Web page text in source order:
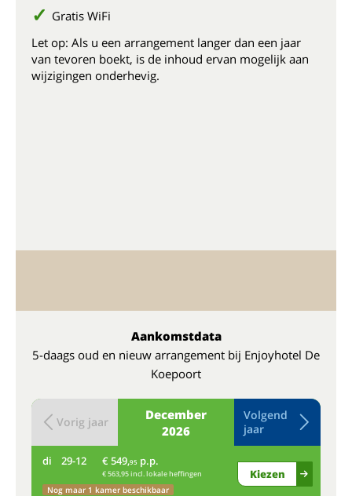
Gratis WiFi
Let op: Als u een arrangement langer dan een jaar
van tevoren boekt, is de inhoud ervan mogelijk aan
wijzigingen onderhevig.
Aankomstdata
5-daags oud en nieuw arrangement bij Enjoyhotel De
Koepoort
December
2026
Vorig jaar
Volgend
jaar
di 29-12 € 549,95 p.p.
€ 563,95 incl. lokale heffingen
Nog maar 1 kamer beschikbaar
Kiezen